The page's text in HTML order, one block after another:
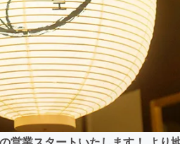
CAMPFIRE for
CAMPFIREふる